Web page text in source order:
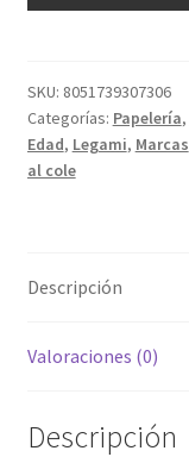
cantidad
SKU: 8051739307306
Categorías: Papelería,
Edad, Legami, Marcas
al cole
Descripción
Valoraciones (0)
Descripción